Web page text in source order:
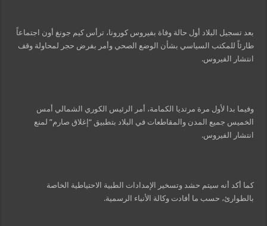
بعد تسجيل البلاد أول حالة وفاة بفيروس كورونا، ترأس كيم جونغ أون اجتماعاً
طارئاً للمكتب السياسي بشأن الوضع الصحي وأمر بفرض حجر لمحاولة وقف
انتشار الفيروس.
وفيما بدا لأول مرة مرتديا الكمامة، أمر الرئيس الكوري الشمالي أمس
الخميس جميع المدن والمقاطعات في البلاد بتطبيق “إغلاق صارم” لمنع
انتشار الفيروس.
كما أكد أنه سيتم حشد وتسخير الإمدادات الطبية الاحتياطية الخاصة
بالطوارئ، حسب ما أفادت وكالة الأنباء الرسمية.